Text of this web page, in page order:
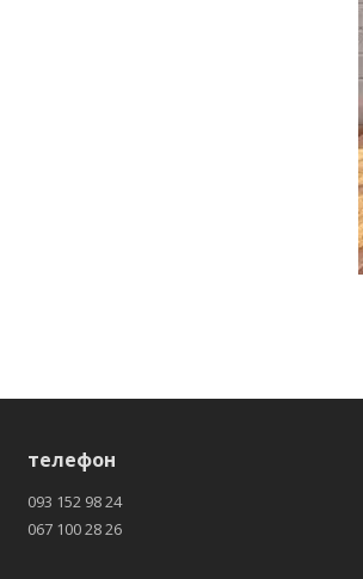
телефон
093 152 98 24
067 100 28 26